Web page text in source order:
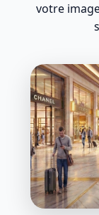
votre